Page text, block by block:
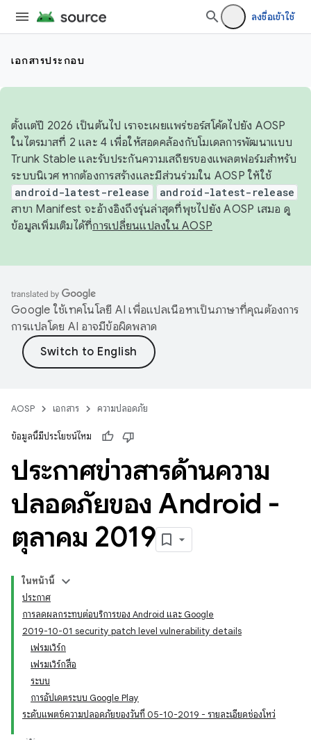
ลงชื่อเข้าใช้
เอกสารประกอบ
ตั้งแต่ปี 2026 เป็นต้นไป เราจะเผยแพร่ซอร์สโค้ดไปยัง AOSP
ในไตรมาสที่ 2 และ 4 เพื่อให้สอดคล้องกับโมเดลการพัฒนาแบบ
Trunk Stable และรับประกันความเสถียรของแพลตฟอร์มสำหรับ
ระบบนิเวศ หากต้องการสร้างและมีส่วนร่วมใน AOSP ให้ใช้
android-latest-release android-latest-release
สาขา Manifest จะอ้างอิงถึงรุ่นล่าสุดที่พุชไปยัง AOSP เสมอ ดู
ข้อมูลเพิ่มเติมได้ที่การเปลี่ยนแปลงใน AOSP
Google ใช้เทคโนโลยี AI เพื่อแปลเนื้อหาเป็นภาษาที่คุณต้องการ
การแปลโดย AI อาจมีข้อผิดพลาด
AOSP เอกสาร ความปลอดภัย
ข้อมูลนี้มีประโยชน์ไหม
ประกาศข่าวสารด้านความ
ปลอดภัยของ Android -
ตุลาคม 2019
ในหน้านี้
ประกาศ
การลดผลกระทบต่อบริการของ Android และ Google
2019-10-01 security patch level vulnerability details
เฟรมเวิร์ก
เฟรมเวิร์กสื่อ
ระบบ
การอัปเดตระบบ Google Play
ระดับแพตช์ความปลอดภัยของวันที่ 05-10-2019 - รายละเอียดช่องโหว่